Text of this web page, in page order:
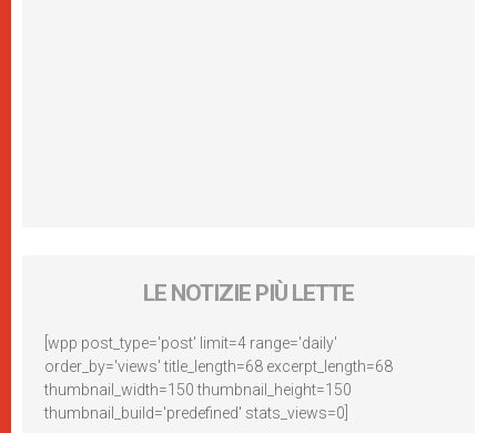
LE NOTIZIE PIÙ LETTE
[wpp post_type='post' limit=4 range='daily'
order_by='views' title_length=68 excerpt_length=68
thumbnail_width=150 thumbnail_height=150
thumbnail_build='predefined' stats_views=0]